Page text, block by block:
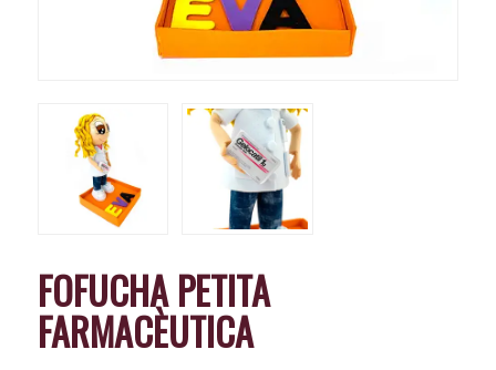
FOFUCHA PETITA
FARMACÈUTICA